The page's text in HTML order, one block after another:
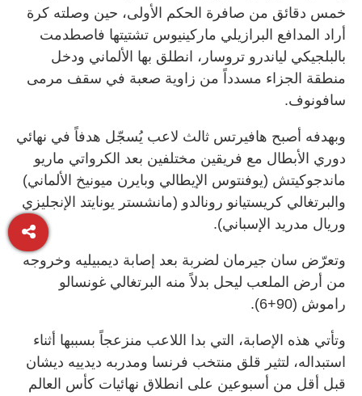
خمس دقائق من صافرة الحكم الأولى، حين وصلته كرة
أراد المدافع البرازيلي ماركينيوس تشتيتها فاصطدمت
بالبلجيكي لياندرو تروسار، انطلق بها الألماني ودخل
منطقة الجزاء مسدداً من زاوية صعبة في سقف مرمى
سافونوف.
وبهدفه أصبح هافيرتس ثالث لاعب يُسجّل هدفاً في نهائي
دوري الأبطال مع فريقين مختلفين بعد الكرواتي ماريو
ماندجوكيتش (يوفنتوس الإيطالي وبايرن ميونيخ الألماني)
والبرتغالي كريستيانو رونالدو (مانشستر يونايتد الإنجليزي
وريال مدريد الإسباني).
وتعرّض سان جيرمان لضربة بعد إصابة ديمبيليه وخروجه
من أرض الملعب ليحل بدلاً منه البرتغالي غونسالو
راموش (90+6).
وتأتي هذه الإصابة، التي بدا اللاعب منزعجاً بسببها أثناء
استبداله، لتثير قلق منتخب فرنسا ومدربه ديدييه ديشان
قبل أقل من أسبوعين على انطلاق نهائيات كأس العالم